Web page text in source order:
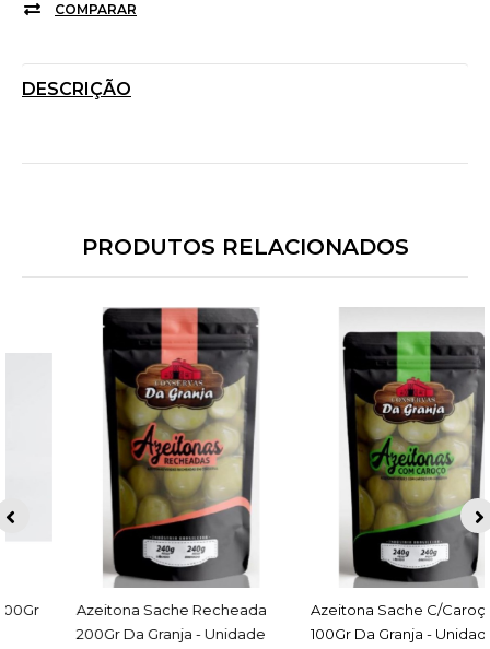
COMPARAR
DESCRIÇÃO
PRODUTOS RELACIONADOS
ACESSAR
Azeitona Sache Recheada
200Gr Da Granja - Unidade
ACESSAR
Azeitona Sache C/Caroço
100Gr Da Granja - Unidade